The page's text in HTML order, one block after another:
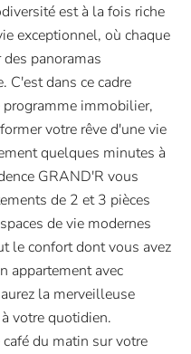
est à la fois riche
exceptionnel, où chaque
panoramas
C'est dans ce cadre
programme immobilier,
votre rêve d'une vie
quelques minutes à
GRAND'R vous
de 2 et 3 pièces
de vie modernes
le confort dont vous avez
appartement avec
la merveilleuse
votre quotidien.
du matin sur votre